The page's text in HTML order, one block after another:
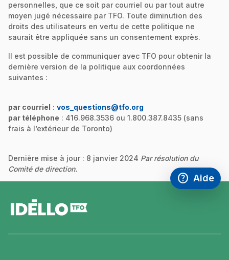
personnelles, que ce soit par courriel ou par tout autre
moyen jugé nécessaire par TFO. Toute diminution des
droits des utilisateurs en vertu de cette politique ne
saurait être appliquée sans un consentement exprès.
Il est possible de communiquer avec TFO pour obtenir la
dernière version de la politique aux coordonnées
suivantes :
par courriel : vos_questions@tfo.org
par téléphone : 416.968.3536 ou 1.800.387.8435 (sans
frais à l’extérieur de Toronto)
Dernière mise à jour : 8 janvier 2024 Par résolution du
Comité de direction.
help
Accéder à
Aide
,Ce lien
de
page